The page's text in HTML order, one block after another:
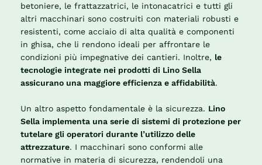
betoniere, le frattazzatrici, le intonacatrici e tutti gli
altri macchinari sono costruiti con materiali robusti e
resistenti, come acciaio di alta qualità e componenti
in ghisa, che li rendono ideali per affrontare le
condizioni più impegnative dei cantieri. Inoltre, le
tecnologie integrate nei prodotti di Lino Sella
assicurano una maggiore efficienza e affidabilità.
Un altro aspetto fondamentale è la sicurezza. Lino
Sella implementa una serie di sistemi di protezione per
tutelare gli operatori durante l’utilizzo delle
attrezzature. I macchinari sono conformi alle
normative in materia di sicurezza, rendendoli una